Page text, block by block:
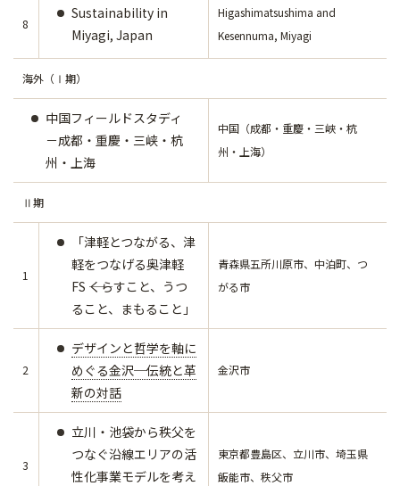
8
Sustainability in
Miyagi, Japan
Higashimatsushima and
Kesennuma, Miyagi
海外（Ⅰ期）
中国フィールドスタディ
－成都・重慶・三峡・杭
州・上海
中国（成都・重慶・三峡・杭
州・上海）
Ⅱ期
1
「津軽とつながる、津
軽をつなげる奥津軽
FS ――くらすこと、うつ
ること、まもること」
青森県五所川原市、中泊町、つ
がる市
2
デザインと哲学を軸に
めぐる金沢─伝統と革
新の対話
金沢市
3
立川・池袋から秩父を
つなぐ沿線エリアの活
性化事業モデルを考え
東京都豊島区、立川市、埼玉県
飯能市、秩父市